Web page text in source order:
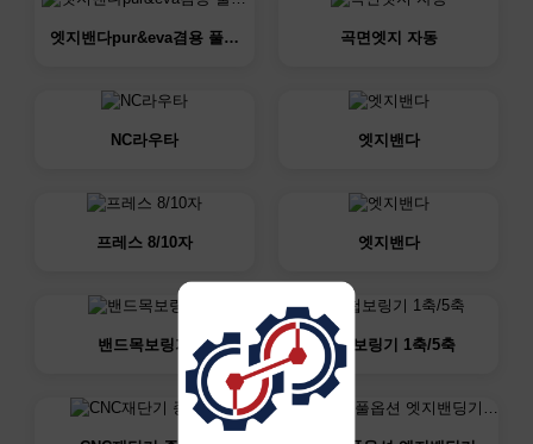
엣지밴다pur&eva겸용 풀… 곡면엣지 자동
NC라우타 엣지밴다
프레스 8/10자 엣지밴다
밴드목보링기 경첩보링기 1축/5축